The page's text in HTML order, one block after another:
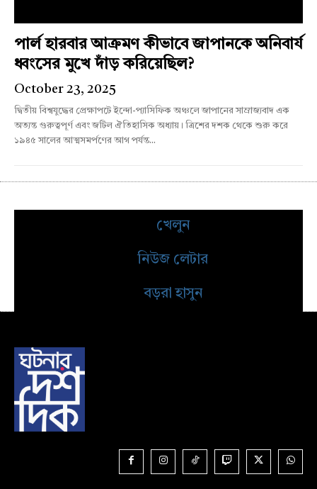
পার্ল হারবার আক্রমণ কীভাবে জাপানকে অনিবার্য
ধ্বংসের মুখে দাঁড় করিয়েছিল?
October 23, 2025
দ্বিতীয় বিশ্বযুদ্ধের প্রেক্ষাপটে ইন্দো-প্যাসিফিক অঞ্চলে জাপানের সাম্রাজ্যবাদ এক
অত্যন্ত গুরুত্বপূর্ণ এবং জটিল ঐতিহাসিক অধ্যায়। ত্রিশের দশক থেকে শুরু করে
১৯৪৫ সালের আত্মসমর্পণের আগ পর্যন্ত...
খেলুন
নিউজ লেটার
বড়রা হাসুন